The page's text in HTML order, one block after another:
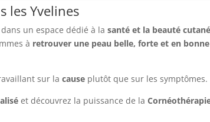
les Yvelines
un espace dédié à lasanté et la beauté
à retrouver une peau belle, forte et en
sur lacause plutôt que sur les symptômes.
et découvrez la puissance de la